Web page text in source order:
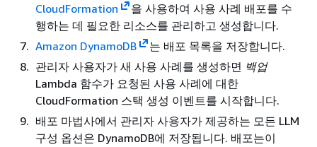
CloudFormation
을 사용하여 사용 사례 배포를 수
행하는 데 필요한 리소스를 관리하고 생성합니다.
Amazon DynamoDB
는 배포 목록을 저장합니다.
관리자 사용자가 새 사용 사례를 생성하면 백업
Lambda 함수가 요청된 사용 사례에 대한
CloudFormation 스택 생성 이벤트를 시작합니다.
배포 마법사에서 관리자 사용자가 제공하는 모든 LLM
구성 옵션은 DynamoDB에 저장됩니다. 배포는이